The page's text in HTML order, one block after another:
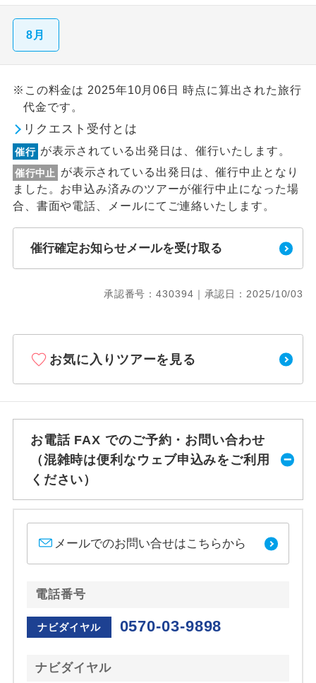
8月
※この料金は 2025年10月06日 時点に算出された旅行
代金です。
リクエスト受付とは
催行 が表示されている出発日は、催行いたします。
催行中止
が表示されている出発日は、催行中止となり
ました。お申込み済みのツアーが催行中止になった場
合、書面や電話、メールにてご連絡いたします。
催行確定お知らせメールを受け取る
承認番号：430394｜承認日：2025/10/03
お気に入りツアーを見る
お電話 FAX でのご予約・お問い合わせ
（混雑時は便利なウェブ申込みをご利用
ください）
メールでのお問い合せはこちらから
電話番号
ナビダイヤル 0570-03-9898
ナビダイヤル